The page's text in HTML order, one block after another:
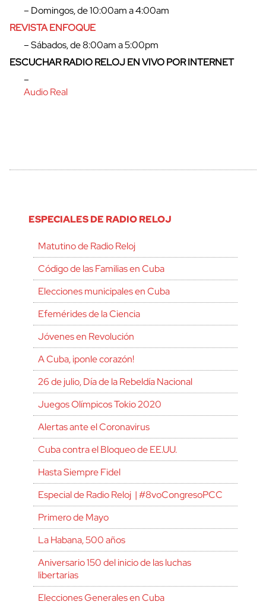
– Domingos, de 10:00am a 4:00am
REVISTA ENFOQUE
– Sábados, de 8:00am a 5:00pm
ESCUCHAR RADIO RELOJ EN VIVO POR INTERNET
–
Audio Real
ESPECIALES DE RADIO RELOJ
Matutino de Radio Reloj
Código de las Familias en Cuba
Elecciones municipales en Cuba
Efemérides de la Ciencia
Jóvenes en Revolución
A Cuba, ¡ponle corazón!
26 de julio, Día de la Rebeldía Nacional
Juegos Olímpicos Tokio 2020
Alertas ante el Coronavirus
Cuba contra el Bloqueo de EE.UU.
Hasta Siempre Fidel
Especial de Radio Reloj | #8voCongresoPCC
Primero de Mayo
La Habana, 500 años
Aniversario 150 del inicio de las luchas
libertarias
Elecciones Generales en Cuba